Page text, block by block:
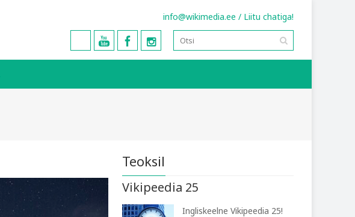
info@wikimedia.ee / Liitu chatiga!
Teoksil
Vikipeedia 25
Ingliskeelne Vikipeedia 25!